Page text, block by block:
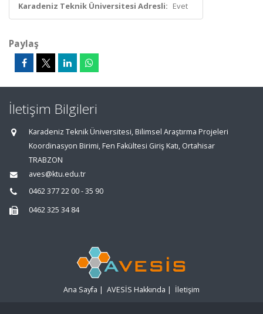
Karadeniz Teknik Üniversitesi Adresli: Evet
Paylaş
İletişim Bilgileri
Karadeniz Teknik Üniversitesi, Bilimsel Araştırma Projeleri
Koordinasyon Birimi, Fen Fakültesi Giriş Katı, Ortahisar
TRABZON
aves@ktu.edu.tr
0462 377 22 00 - 35 90
0462 325 34 84
Ana Sayfa | AVESİS Hakkında | İletişim